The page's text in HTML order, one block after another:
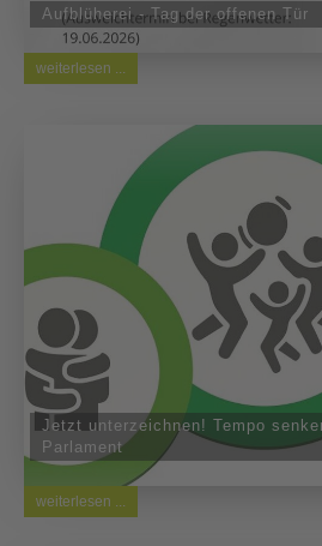
Aufblüherei - Tag der offenen Tür
weiterlesen ...
Jetzt unterzeichnen! Tempo
Parlament
weiterlesen ...